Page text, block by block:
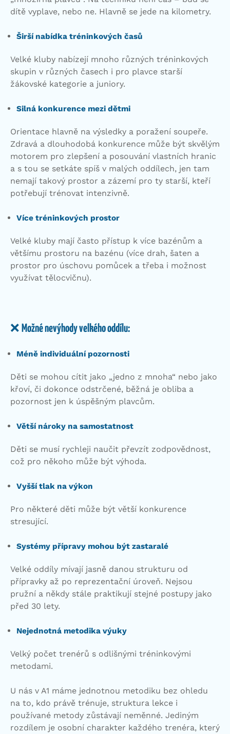
dítě vyplave, nebo ne. Hlavně se jede na kilometry.
Širší nabídka tréninkových časů
Velké kluby nabízejí mnoho různých tréninkových
skupin v různých časech i pro plavce starší
žákovské kategorie a juniory.
Silná konkurence mezi dětmi
Orientace hlavně na výsledky a poražení soupeře.
Zdravá a dlouhodobá konkurence může být skvělým
motorem pro zlepšení a posouvání vlastních hranic
a s tou se setkáte spíš v malých oddílech, jen tam
nemají takový prostor a zázemí pro ty starší, kteří
potřebují trénovat intenzivně.
Více tréninkových prostor
Velké kluby mají často přístup k více bazénům a
většímu prostoru na bazénu (více drah, šaten a
prostor pro úschovu pomůcek a třeba i možnost
využívat tělocvičnu).
❌ Možné nevýhody velkého oddílu:
Méně individuální pozornosti
Děti se mohou cítit jako „jedno z mnoha“ nebo jako
křoví, či dokonce odstrčené, běžná je obliba a
pozornost jen k úspěšným plavcům.
Větší nároky na samostatnost
Děti se musí rychleji naučit převzít zodpovědnost,
což pro někoho může být výhoda.
Vyšší tlak na výkon
Pro některé děti může být větší konkurence
stresující.
Systémy přípravy mohou být zastaralé
Velké oddíly mívají jasně danou strukturu od
přípravky až po reprezentační úroveň. Nejsou
pružní a někdy stále praktikují stejné postupy jako
před 30 lety.
Nejednotná metodika výuky
Velký počet trenérů s odlišnými tréninkovými
metodami.
U nás v A1 máme jednotnou metodiku bez ohledu
na to, kdo právě trénuje, struktura lekce i
používané metody zůstávají neměnné. Jediným
rozdílem je osobní charakter každého trenéra, který